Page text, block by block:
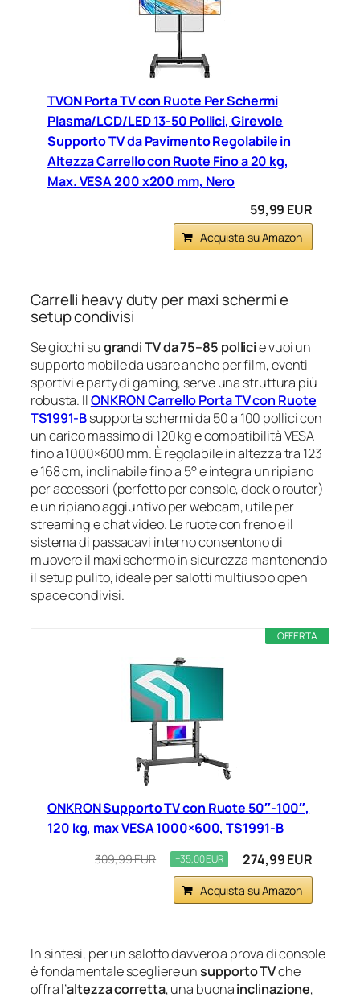
TVON Porta TV con Ruote Per Schermi
Plasma/LCD/LED 13-50 Pollici, Girevole
Supporto TV da Pavimento Regolabile in
Altezza Carrello con Ruote Fino a 20 kg,
Max. VESA 200 x200 mm, Nero
59,99 EUR
Acquista su Amazon
Carrelli heavy duty per maxi schermi e
setup condivisi
Se giochi sugrandi TV da 75–85 pollicie vuoi un
supporto mobile da usare anche per film, eventi
sportivi e party di gaming, serve una struttura più
robusta. IlONKRON Carrello Porta TV con Ruote
TS1991-Bsupporta schermi da 50 a 100 pollici con
un carico massimo di 120 kg e compatibilità VESA
fino a 1000×600 mm. È regolabile in altezza tra 123
e 168 cm, inclinabile fino a 5° e integra un ripiano
per accessori (perfetto per console, dock o router)
e un ripiano aggiuntivo per webcam, utile per
streaming e chat video. Le ruote con freno e il
sistema di passacavi interno consentono di
muovere il maxi schermo in sicurezza mantenendo
il setup pulito, ideale per salotti multiuso o open
space condivisi.
OFFERTA
ONKRON Supporto TV con Ruote 50″-100″,
120 kg, max VESA 1000×600, TS1991-B
309,99 EUR −35,00 EUR 274,99 EUR
Acquista su Amazon
In sintesi, per un salotto davvero a prova di console
è fondamentale scegliere unsupporto TVche
offra l’altezza corretta, una buonainclinazione,